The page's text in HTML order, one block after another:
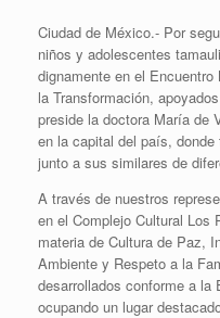
Ciudad de México.- Por
niños y adolescentes
dignamente en el
la Transformación,
preside la doctora María de
en la capital del país,
junto a sus similares de
A través de nuestros
en el Complejo Cultural Los
materia de Cultura de Paz,
Ambiente y Respeto a la
desarrollados conforme a la
ocupando un lugar